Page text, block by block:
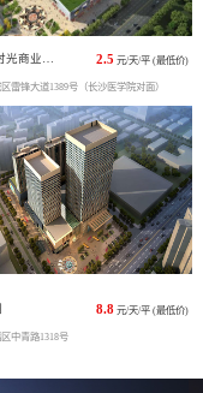
征鸿-城市时光商业广场 2.5 元/天/平 (最低价)
雷锋大道1389号（长沙医学院对面）
8.8 元/天/平 (最低价)
中青路1318号